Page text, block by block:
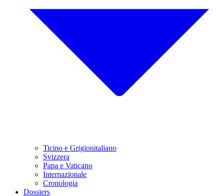
Ticino e Grigionitaliano
Svizzera
Papa e Vaticano
Internazionale
Cronologia
Dossiers